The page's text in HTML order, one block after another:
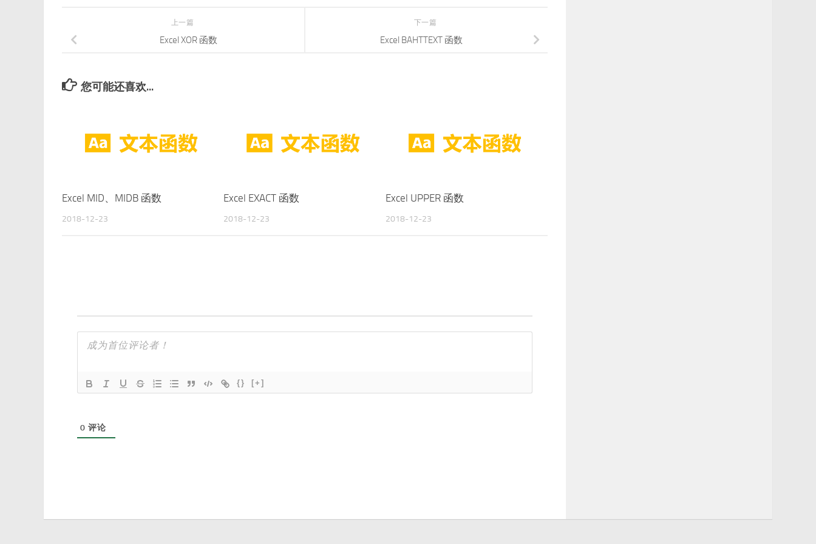
下一篇
Excel BAHTTEXT 函数
上一篇
Excel XOR 函数
您可能还喜欢...
Excel MID、MIDB 函数
2018-12-23
Excel EXACT 函数
2018-12-23
Excel UPPER 函数
2018-12-23
{} [+]
0 评论